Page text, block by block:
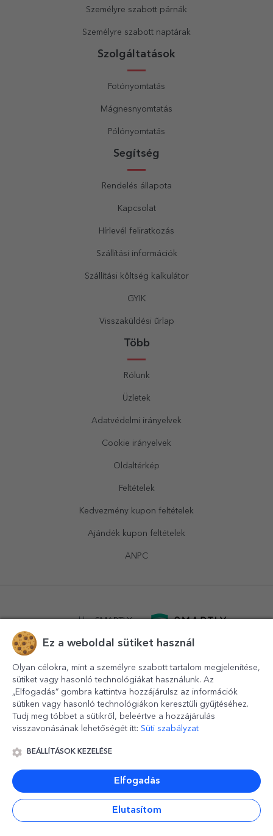
Személyre szabott párnák
Személyre szabott naptárak
Szolgáltatások
Fotónyomtatás
Mágnesnyomtatás
Pólónyomtatás
Segítség
Rendelés állapota
Kapcsolat
Hírlevél feliratkozás
Szállítási információk
Szállítási költség kalkulátor
GYIK
Visszaküldési űrlap
Több
Rólunk
Üzletek
Adatvédelmi irányelvek
Cookie irányelvek
Oldaltérkép
Feltételek
Kedvezmény kupon feltételek
Ajándék kupon feltételek
ANPC
powered bySMARTLY.ro
© 2016-2026 StarGift
contact@stargift.hu
www.stargift.hu
Ez a weboldal sütiket használ
Olyan célokra, mint a személyre szabott tartalom megjelenítése,
sütiket vagy hasonló technológiákat használunk. Az
„Elfogadás” gombra kattintva hozzájárulsz az információk
sütiken vagy hasonló technológiákon keresztüli gyűjtéséhez.
Tudj meg többet a sütikről, beleértve a hozzájárulás
visszavonásának lehetőségét itt: Süti szabályzat
BEÁLLÍTÁSOK KEZELÉSE
Elfogadás
Elutasítom